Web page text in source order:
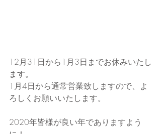
12月31日から1月3日までお休みいたし
ます。
1月4日から通常営業致しますので、よ
ろしくお願いいたします。
2020年皆様が良い年でありますよう